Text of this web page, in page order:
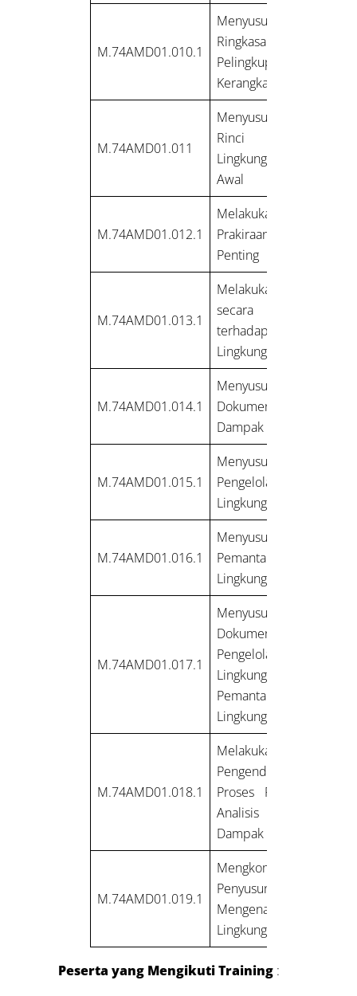
M.74AMD01.010.1
Menyusun
Ringkasan Hasil
Pelingkupan
Kerangka Acuan
M.74AMD01.011
Menyusun Deskripsi
Rinci Rona
Lingkungan Hidup
Awal
M.74AMD01.012.1
Melakukan
Prakiraan Dampak
Penting
M.74AMD01.013.1
Melakukan Evaluasi
secara Holistik
terhadap Dampak
Lingkungan
M.74AMD01.014.1
Menyusun
Dokumen Analisis
Dampak Lingkungan
M.74AMD01.015.1
Menyusun Rencana
Pengelolaan
Lingkungan Hidup
M.74AMD01.016.1
Menyusun Rencana
Pemantauan
Lingkungan Hidup
M.74AMD01.017.1
Menyusun
Dokumen Rencana
Pengelolaan
LingkunganRencana
Pemantauan
Lingkungan
M.74AMD01.018.1
Melakukan
Pengendalian
Proses Penyusunan
Analisis Mengenai
Dampak Lingkungan
M.74AMD01.019.1
Mengkomunikasikan
Penyusunan Analisis
Mengenai Dampak
Lingkungan
Peserta yang Mengikuti Training :